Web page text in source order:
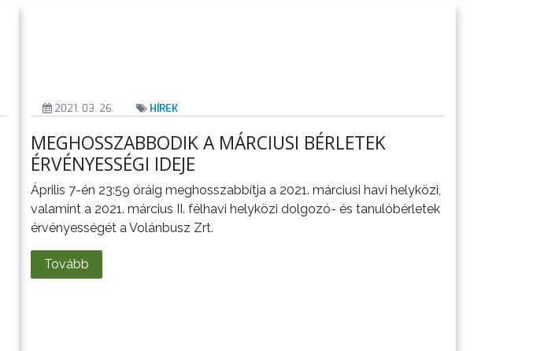
2021. 03. 26. HÍREK
MEGHOSSZABBODIK A MÁRCIUSI BÉRLETEK
ÉRVÉNYESSÉGI IDEJE
Április 7-én 23:59 óráig meghosszabbítja a 2021. márciusi havi helyközi,
valamint a 2021. március II. félhavi helyközi dolgozó- és tanulóbérletek
érvényességét a Volánbusz Zrt.
Tovább